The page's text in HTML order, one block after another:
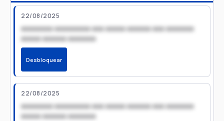
22/08/2025
xxxxxxxx xxxxxxxxx xxx xxxxx xxxxxx xxx xxxxxxx
xxxxx xxxxxx xxxxxxx
Desbloquear
22/08/2025
xxxxxxxx xxxxxxxxx xxx xxxxx xxxxxx xxx xxxxxxx
xxxxx xxxxxx xxxxxxx